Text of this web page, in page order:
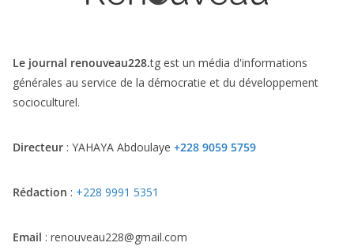
Le journal renouveau228.tg est un média d'informations
générales au service de la démocratie et du développement
socioculturel.
Directeur : YAHAYA Abdoulaye +228 9059 5759
Rédaction : +228 9991 5351
Email : renouveau228@gmail.com